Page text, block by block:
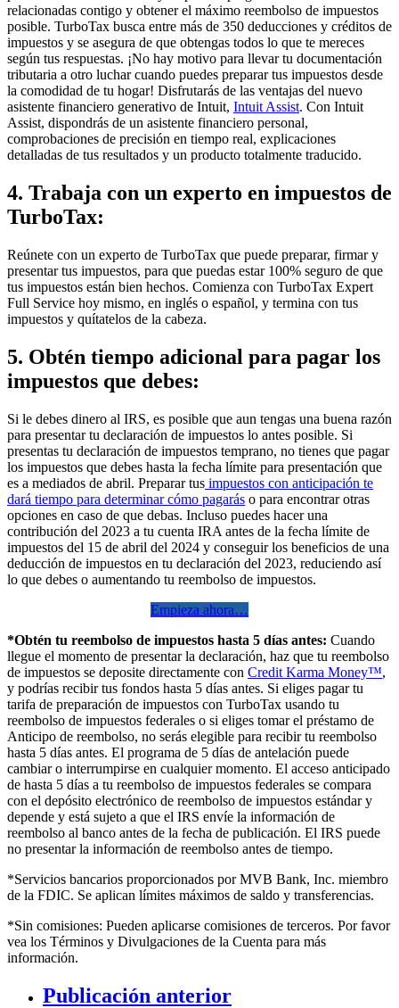
relacionadas contigo y obtener el máximo reembolso de impuestos
posible. TurboTax busca entre más de 350 deducciones y créditos de
impuestos y se asegura de que obtengas todos lo que te mereces
según tus respuestas. ¡No hay motivo para llevar tu documentación
tributaria a otro luchar cuando puedes preparar tus impuestos desde
la comodidad de tu hogar! Disfrutarás de las ventajas del nuevo
asistente financiero generativo de Intuit, Intuit Assist. Con Intuit
Assist, dispondrás de un asistente financiero personal,
comprobaciones de precisión en tiempo real, explicaciones
detalladas de tus resultados y un producto totalmente traducido.
4. Trabaja con un experto en impuestos de
TurboTax:
Reúnete con un experto de TurboTax que puede preparar, firmar y
presentar tus impuestos, para que puedas estar 100% seguro de que
tus impuestos están bien hechos. Comienza con TurboTax Expert
Full Service hoy mismo, en inglés o español, y termina con tus
impuestos y quítatelos de la cabeza.
5. Obtén tiempo adicional para pagar los
impuestos que debes:
Si le debes dinero al IRS, es posible que aun tengas una buena razón
para presentar tu declaración de impuestos lo antes posible. Si
presentas tu declaración de impuestos temprano, no tienes que pagar
los impuestos que debes hasta la fecha límite para presentación que
es a mediados de abril. Preparar tus impuestos con anticipación te
dará tiempo para determinar cómo pagarás o para encontrar otras
opciones en caso de que debas. Incluso puedes hacer una
contribución del 2023 a tu cuenta IRA antes de la fecha límite de
impuestos del 15 de abril del 2024 y conseguir los beneficios de una
deducción de impuestos en tu declaración del 2023, reduciendo así
lo que debes o aumentando tu reembolso de impuestos.
Empieza ahora…
*Obtén tu reembolso de impuestos hasta 5 días antes: Cuando
llegue el momento de presentar la declaración, haz que tu reembolso
de impuestos se deposite directamente con Credit Karma Money™,
y podrías recibir tus fondos hasta 5 días antes. Si eliges pagar tu
tarifa de preparación de impuestos con TurboTax usando tu
reembolso de impuestos federales o si eliges tomar el préstamo de
Anticipo de reembolso, no serás elegible para recibir tu reembolso
hasta 5 días antes. El programa de 5 días de antelación puede
cambiar o interrumpirse en cualquier momento. El acceso anticipado
de hasta 5 días a tu reembolso de impuestos federales se compara
con el depósito electrónico de reembolso de impuestos estándar y
depende y está sujeto a que el IRS envíe la información de
reembolso al banco antes de la fecha de publicación. El IRS puede
no presentar la información de reembolso antes de tiempo.
*Servicios bancarios proporcionados por MVB Bank, Inc. miembro
de la FDIC. Se aplican límites máximos de saldo y transferencias.
*Sin comisiones: Pueden aplicarse comisiones de terceros. Por favor
vea los Términos y Divulgaciones de la Cuenta para más
información.
Publicación anterior